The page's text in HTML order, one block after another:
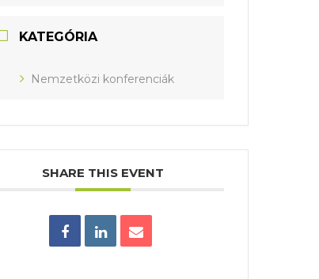
KATEGÓRIA
Nemzetközi konferenciák
SHARE THIS EVENT